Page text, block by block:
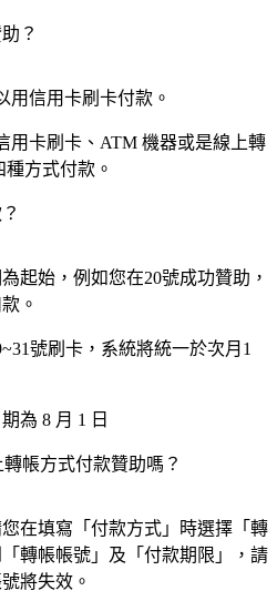
？
用信用卡刷卡付款。
用卡刷卡、ATM 機器或是線上轉
種方式付款。
起始，例如您在20號成功贊助，
。
號刷卡，系統將統一於次月1
為 8 月 1 日
帳方式付款贊助嗎？
在填寫「付款方式」時選擇「轉
轉帳帳號」及「付款期限」，請
將失效。